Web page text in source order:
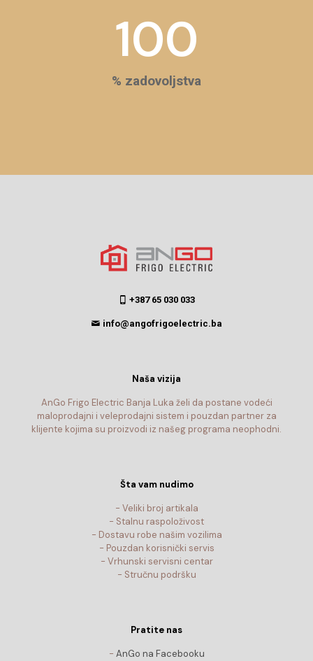
100
% zadovoljstva
+387 65 030 033
info@angofrigoelectric.ba
Naša vizija
AnGo Frigo Electric Banja Luka želi da postane vodeći
maloprodajni i veleprodajni sistem i pouzdan partner za
klijente kojima su proizvodi iz našeg programa neophodni.
Šta vam nudimo
- Veliki broj artikala
- Stalnu raspoloživost
- Dostavu robe našim vozilima
- Pouzdan korisnički servis
- Vrhunski servisni centar
- Stručnu podršku
Pratite nas
- AnGo na Facebooku